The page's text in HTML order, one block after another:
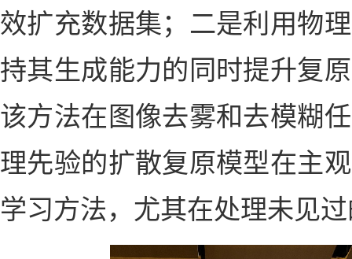
效扩充数据集；二是利用物
持其生成能力的同时提升复
该方法在图像去雾和去模糊
理先验的扩散复原模型在主
学习方法，尤其在处理未见